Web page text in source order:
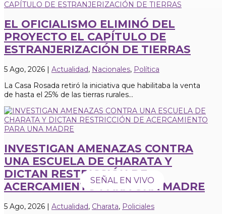
SEÑAL EN VIVO
EL OFICIALISMO ELIMINÓ DEL
PROYECTO EL CAPÍTULO DE
ESTRANJERIZACIÓN DE TIERRAS
5 Ago, 2026 | Actualidad, Nacionales, Política
La Casa Rosada retiró la iniciativa que habilitaba la venta
de hasta el 25% de las tierras rurales...
INVESTIGAN AMENAZAS CONTRA
UNA ESCUELA DE CHARATA Y
DICTAN RESTRICCIÓN DE
ACERCAMIENTO PARA UNA MADRE
5 Ago, 2026 | Actualidad, Charata, Policiales